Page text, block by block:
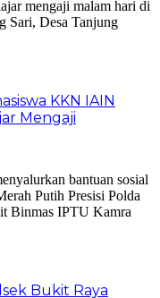
KKN IAIN
Mengaji
Bukit Raya